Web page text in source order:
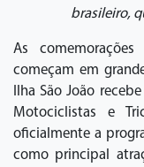
brasileiro,
As
começam em
Ilha São João
Motociclistas e
oficialmente a
como principal